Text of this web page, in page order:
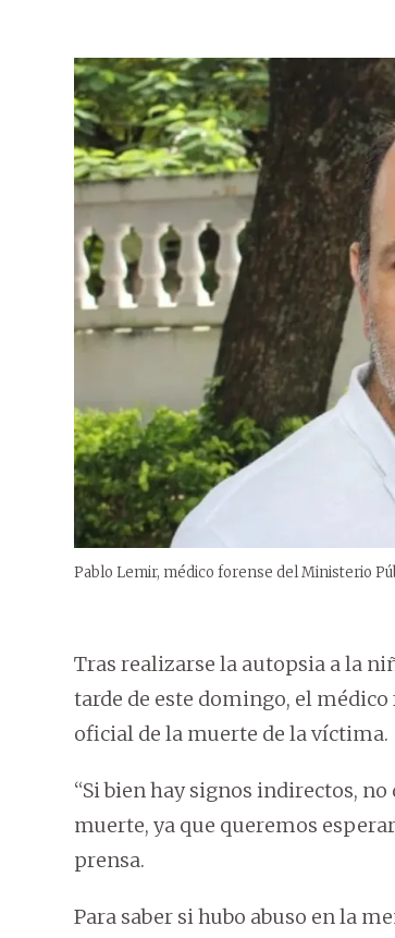
Pablo Lemir, médico forense del Ministerio
Tras realizarse la autopsia a la
tarde de este domingo, el
oficial de la muerte de la víctima.
“Si bien hay signos indirectos,
muerte, ya que queremos
prensa.
Para saber si hubo abuso en la